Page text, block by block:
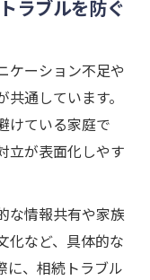
ラブルを防ぐ
ケーション不足や
通しています。
けている家庭で
立が表面化しやす
な情報共有や家族
化など、具体的な
に、相続トラブル